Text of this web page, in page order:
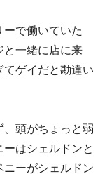
で働いていた
と一緒に店に来
てゲイだと勘違い
頭がちょっと弱
はシェルドンと
ニーがシェルドン